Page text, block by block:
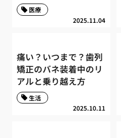
2025.11.04
医療
痛い？いつまで？歯列
矯正のバネ装着中のリ
アルと乗り越え方
2025.10.11
生活